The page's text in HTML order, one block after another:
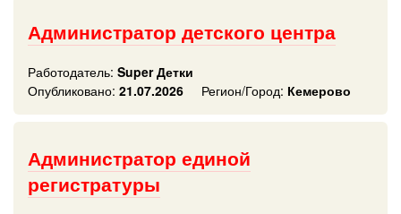
Администратор детского центра
Работодатель: Super Детки
Опубликовано: 21.07.2026 Регион/Город: Кемерово
Администратор единой
регистратуры